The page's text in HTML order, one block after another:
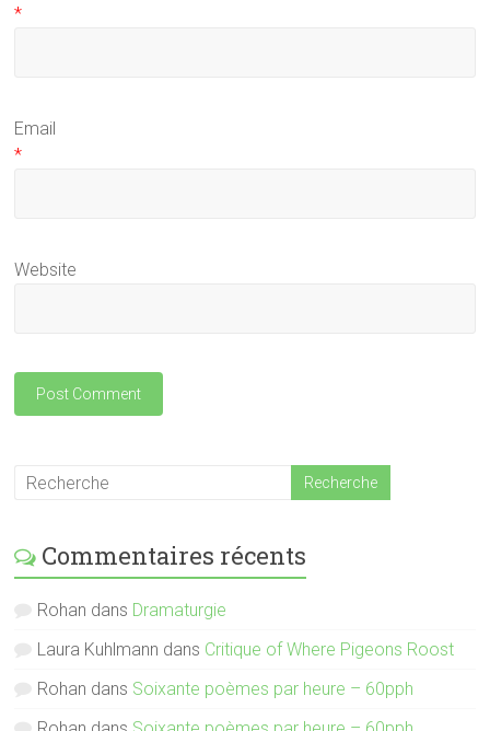
*
Email
*
Website
Commentaires récents
Rohan dans Dramaturgie
Laura Kuhlmann dans Critique of Where Pigeons Roost
Rohan dans Soixante poèmes par heure – 60pph